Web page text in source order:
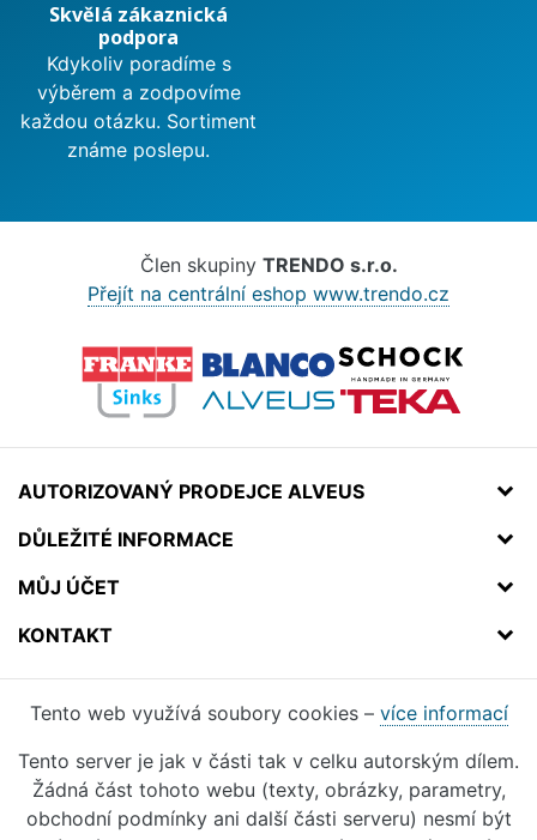
Skvělá zákaznická
podpora
Kdykoliv poradíme s
výběrem a zodpovíme
každou otázku. Sortiment
známe poslepu.
Člen skupiny TRENDO s.r.o.
Přejít na centrální eshop www.trendo.cz
AUTORIZOVANÝ PRODEJCE ALVEUS
DŮLEŽITÉ INFORMACE
MŮJ ÚČET
KONTAKT
Tento web využívá soubory cookies – více informací
Tento server je jak v části tak v celku autorským dílem.
Žádná část tohoto webu (texty, obrázky, parametry,
obchodní podmínky ani další části serveru) nesmí být